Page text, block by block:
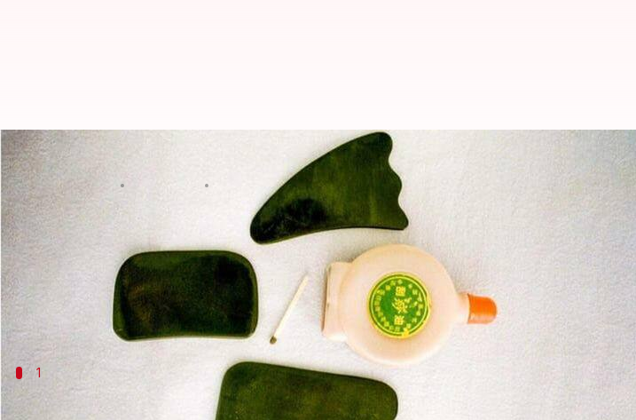
5 Manfaat Pijat Gua Sha
menulis Handoko
Apa ceritanya
Jika Anda penggemar pijat wajah atau tubuh, maka peralatan pijat Gua Sha harus
Batu
Gua Shaterbuat dari batu giok atau kuarsa dengan permukaan datar yang
mendorong drainase jaringan. Gua Sha
1
Apa Itu Gua Sha?